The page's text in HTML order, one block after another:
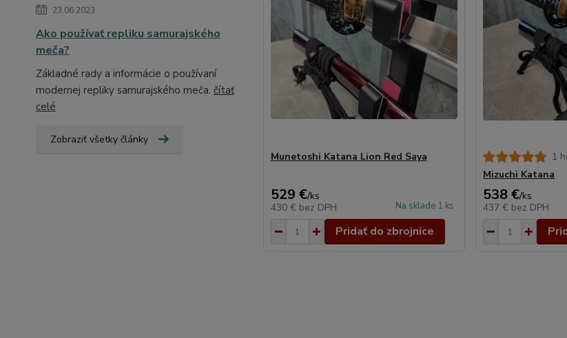
23.06.2023
Ako používať repliku samurajského
meča?
Základné rady a informácie o používaní
modernej repliky samurajského meča. čítať
celé
Zobraziť všetky články
Munetoshi Katana Lion Red Saya
529 €/ks
430 € bez DPH Na sklade 1 ks
Pridať do zbrojnice
1
Mizuchi Katana
538 €/ks
437 € bez DPH